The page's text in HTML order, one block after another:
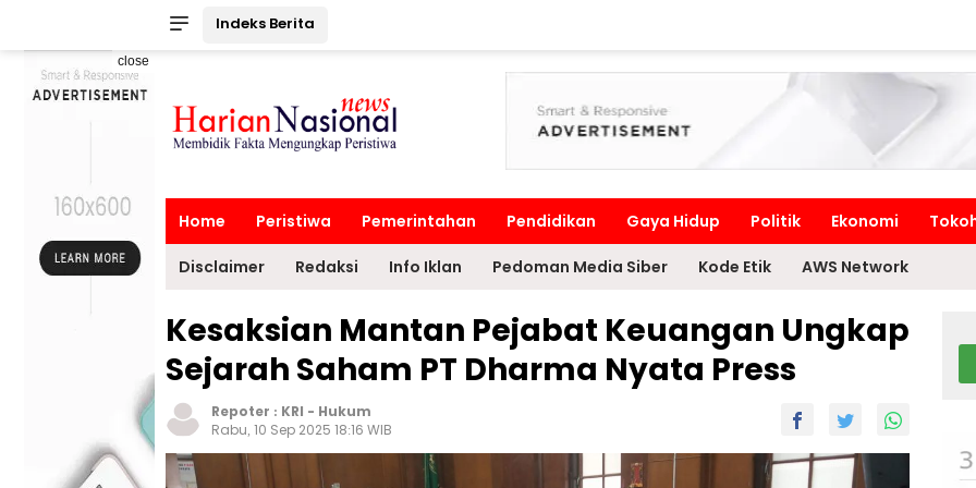
Indeks Berita
close
Home Peristiwa Pemerintahan Pendidikan Gaya Hidup Politik Ekonomi
Disclaimer Redaksi Info Iklan Pedoman Media Siber Kode Etik AWS Network
Kesaksian Mantan Pejabat Keuangan Ungkap
Sejarah Saham PT Dharma Nyata Press
Repoter : KRI - Hukum
Rabu, 10 Sep 2025 18:16 WIB